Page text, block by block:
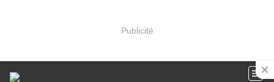
Publicité